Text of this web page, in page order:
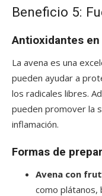
Beneficio 5:
Antioxidantes en
La avena es una
pueden ayudar a
los radicales libres.
pueden promover la
inflamación.
Formas de
Avena con
como plátanos,